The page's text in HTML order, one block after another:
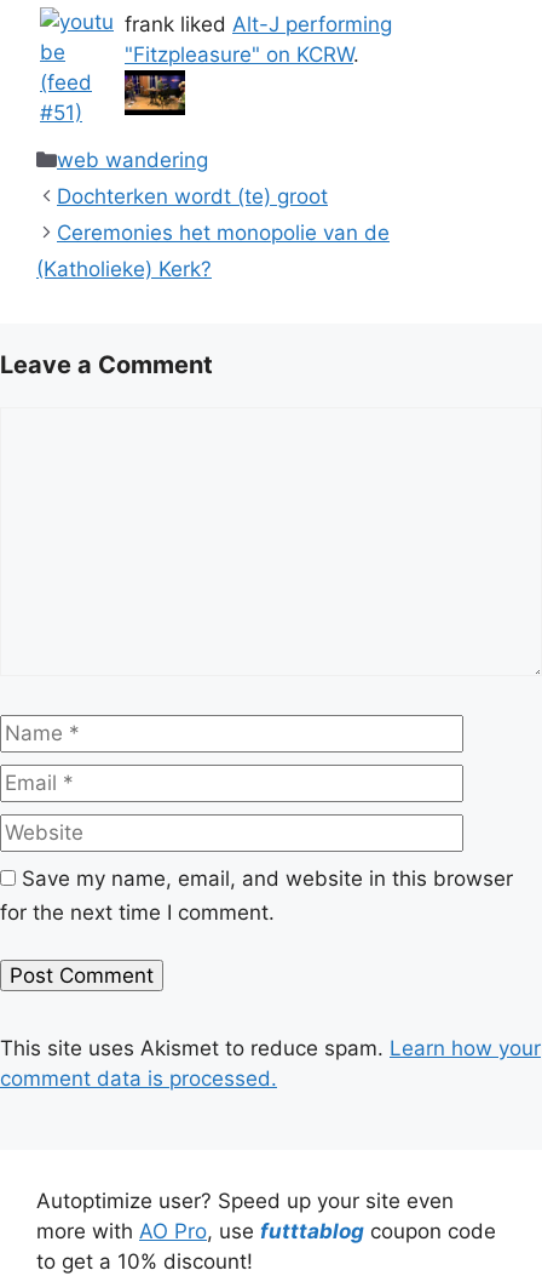
frank liked Alt-J performing
"Fitzpleasure" on KCRW.
Categories
web wandering
Dochterken wordt (te) groot
Ceremonies het monopolie van de
(Katholieke) Kerk?
Leave a Comment
Name
Save my name, email, and website in this browser
for the next time I comment.
This site uses Akismet to reduce spam. Learn how your
comment data is processed.
Autoptimize user? Speed up your site even
more with AO Pro, use futttablog coupon code
to get a 10% discount!